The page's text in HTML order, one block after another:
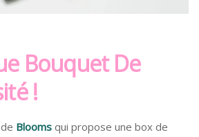
Bouquet De
!
Blooms qui propose une box de